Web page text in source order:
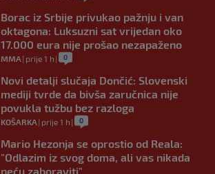
Borac iz Srbije privukao pažnju i van
oktagona: Luksuzni sat vrijedan oko
17.000 eura nije prošao nezapaženo
MMA | prije 1 h | 0
Novi detalji slučaja Dončić: Slovenski
mediji tvrde da bivša zaručnica nije
povukla tužbu bez razloga
KOŠARKA | prije 1 h | 0
Mario Hezonja se oprostio od Reala:
"Odlazim iz svog doma, ali vas nikada
neću zaboraviti"